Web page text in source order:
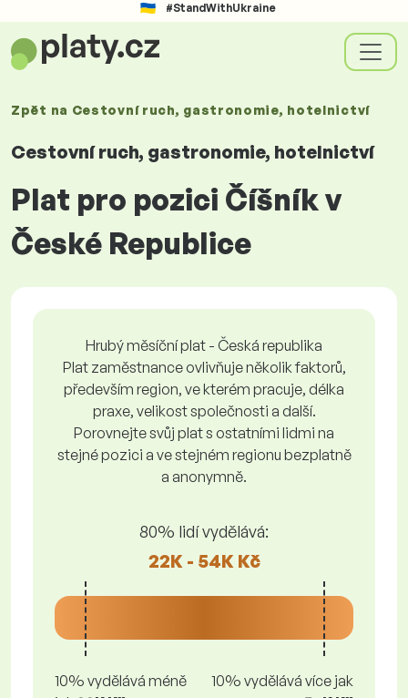
#StandWithUkraine
Zpět na Cestovní ruch, gastronomie, hotelnictví
Cestovní ruch, gastronomie, hotelnictví
Plat pro pozici Číšník v
České Republice
Hrubý měsíční plat - Česká republika
Plat zaměstnance ovlivňuje několik faktorů,
především region, ve kterém pracuje, délka
praxe, velikost společnosti a další.
Porovnejte svůj plat s ostatními lidmi na
stejné pozici a ve stejném regionu bezplatně
a anonymně.
80% lidí vydělává:
22K - 54K Kč
10% vydělává méně
10% vydělává více jak